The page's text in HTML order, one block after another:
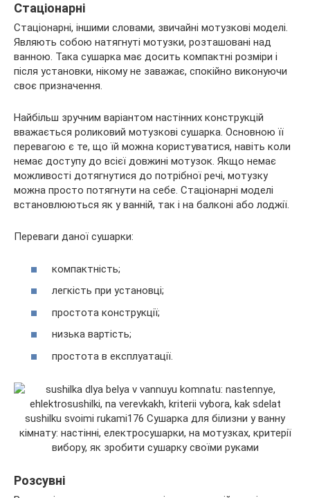
Стаціонарні
Стаціонарні, іншими словами, звичайні мотузкові моделі.
Являють собою натягнуті мотузки, розташовані над
ванною. Така сушарка має досить компактні розміри і
після установки, нікому не заважає, спокійно виконуючи
своє призначення.
Найбільш зручним варіантом настінних конструкцій
вважається роликовий мотузкові сушарка. Основною її
перевагою є те, що їй можна користуватися, навіть коли
немає доступу до всієї довжині мотузок. Якщо немає
можливості дотягнутися до потрібної речі, мотузку
можна просто потягнути на себе. Стаціонарні моделі
встановлюються як у ванній, так і на балконі або лоджії.
Переваги даної сушарки:
компактність;
легкість при установці;
простота конструкції;
низька вартість;
простота в експлуатації.
Розсувні